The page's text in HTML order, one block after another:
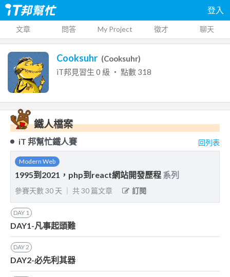
登入
文章 問答 My Project 徵才 聊天
Cooksuhr (Cooksuhr)
iT邦見習生 0 級 ‧ 點數 318
鐵人檔案
iT 邦幫忙鐵人賽 回列表
Modern Web
1995到2021，php到react網站開發歷程 系列
參賽天數30 天 共30 篇文章 訂閱
DAY 1
DAY1-凡事起頭難
DAY2
DAY2-必先利其器